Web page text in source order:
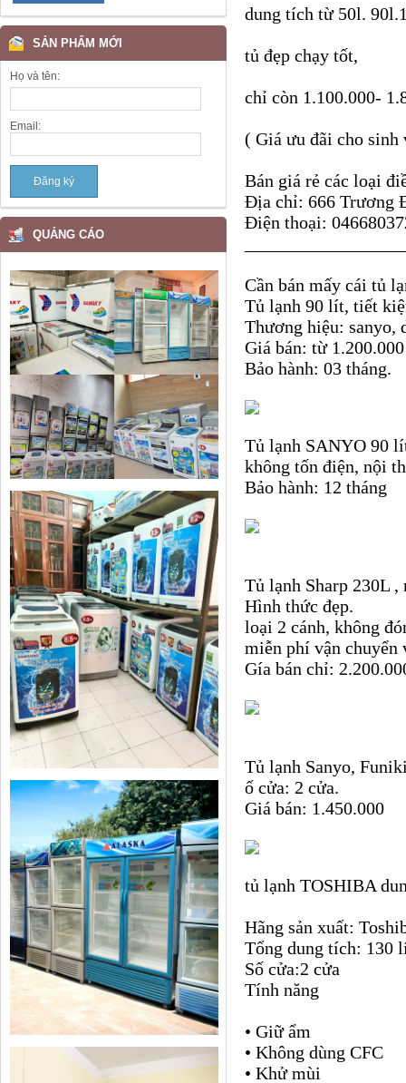
dung tích từ 50l.
tủ đẹp chạy tốt,
chỉ còn 1.100.000-
( Giá ưu đãi cho sinh
Bán giá rẻ các loại
Địa chỉ: 666 Trương
Điện thoại:
Cần bán mấy cái tủ
Tủ lạnh 90 lít, tiết
Thương hiệu: sanyo,
Giá bán: từ 1.200.000
Bảo hành: 03 tháng.
Tủ lạnh SANYO 90
không tốn điện, nội
Bảo hành: 12 tháng
Tủ lạnh Sharp 230L
Hình thức đẹp.
loại 2 cánh, không
miễn phí vận chuyển
Gía bán chỉ:
Tủ lạnh Sanyo,
ố cửa: 2 cửa.
Giá bán: 1.450.000
tủ lạnh TOSHIBA
Hãng sản xuất:
Tổng dung tích: 130
Số cửa:2 cửa
Tính năng
• Giữ ẩm
• Không dùng CFC
• Khử mùi
SẢN PHẨM MỚI
Họ và tên:
Email:
QUẢNG CÁO